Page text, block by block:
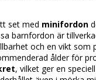
set med minifordon
barnfordon är
och en vikt som
ålder för
, vilket ger en